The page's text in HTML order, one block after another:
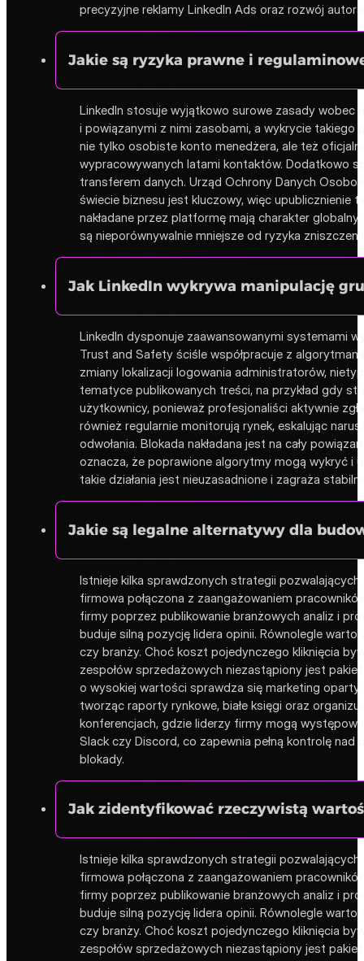
precyzyjne reklamy LinkedIn Ads oraz rozwój
Jakie są ryzyka prawne i
LinkedIn stosuje wyjątkowo surowe zasady wobec
i powiązanymi z nimi zasobami, a wykrycie
nie tylko osobiste konto menedżera, ale też
wypracowywanych latami kontaktów. Dodatkowo
transferem danych. Urząd Ochrony Danych
świecie biznesu jest kluczowy, więc upublicznienie
nakładane przez platformę mają charakter
są nieporównywalnie mniejsze od ryzyka
Jak LinkedIn wykrywa manipulację
LinkedIn dysponuje zaawansowanymi systemami
Trust and Safety ściśle współpracuje z
zmiany lokalizacji logowania administratorów,
tematyce publikowanych treści, na przykład gdy
użytkownicy, ponieważ profesjonaliści aktywnie
również regularnie monitorują rynek, eskalując
odwołania. Blokada nakładana jest na cały
oznacza, że poprawione algorytmy mogą wykryć i
takie działania jest nieuzasadnione i zagraża
Jakie są legalne alternatywy dla
Istnieje kilka sprawdzonych strategii
firmowa połączona z zaangażowaniem
firmy poprzez publikowanie branżowych analiz i
buduje silną pozycję lidera opinii. Równolegle
czy branży. Choć koszt pojedynczego kliknięcia
zespołów sprzedażowych niezastąpiony jest
o wysokiej wartości sprawdza się marketing
tworząc raporty rynkowe, białe księgi oraz
konferencjach, gdzie liderzy firmy mogą
Slack czy Discord, co zapewnia pełną kontrolę
blokady.
Jak zidentyfikować rzeczywistą
Istnieje kilka sprawdzonych strategii
firmowa połączona z zaangażowaniem
firmy poprzez publikowanie branżowych analiz i
buduje silną pozycję lidera opinii. Równolegle
czy branży. Choć koszt pojedynczego kliknięcia
zespołów sprzedażowych niezastąpiony jest